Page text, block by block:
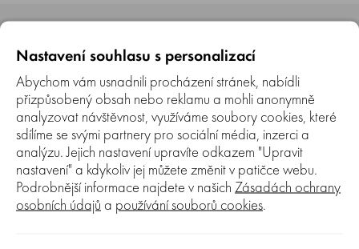
Kamenná prodejna
Máme také kamennou prodejnu v Brně, kde si můžete náš
sortiment prohlédnout a nechat si poradit od našich
pracovníků.
Nastavení souhlasu s personalizací
Abychom vám usnadnili procházení stránek, nabídli
přizpůsobený obsah nebo reklamu a mohli anonymně
analyzovat návštěvnost, využíváme soubory cookies, které
sdílíme se svými partnery pro sociální média, inzerci a
analýzu. Jejich nastavení upravíte odkazem "Upravit
nastavení" a kdykoliv jej můžete změnit v patičce webu.
Podrobnější informace najdete v našich Zásadách ochrany
osobních údajů a používání souborů cookies.